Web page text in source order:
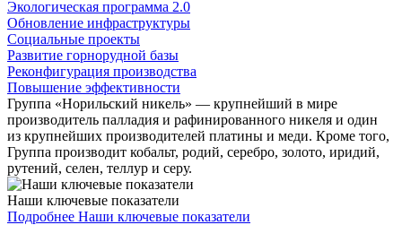
Экологическая программа 2.0
Обновление инфраструктуры
Социальные проекты
Развитие горнорудной базы
Реконфигурация производства
Повышение эффективности
Группа «Норильский никель» — крупнейший в мире
производитель палладия и рафинированного никеля и один
из крупнейших производителей платины и меди. Кроме того,
Группа производит кобальт, родий, серебро, золото, иридий,
рутений, селен, теллур и серу.
Наши ключевые показатели
Подробнее Наши ключевые показатели